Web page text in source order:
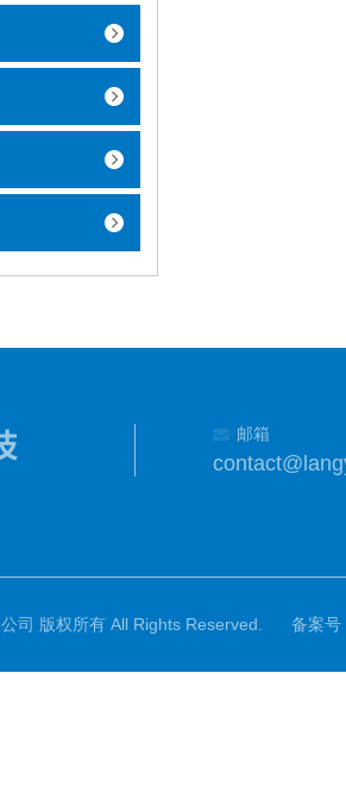
邮箱
司 版权所有 All Rights Reserved. 备案号